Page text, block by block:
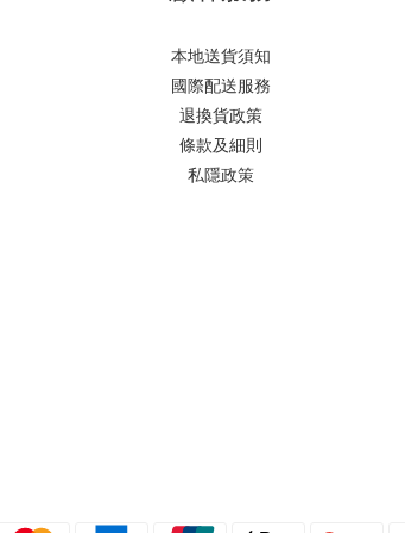
本地送貨須知
國際配送服務
退換貨政策
條款及細則
私隱政策